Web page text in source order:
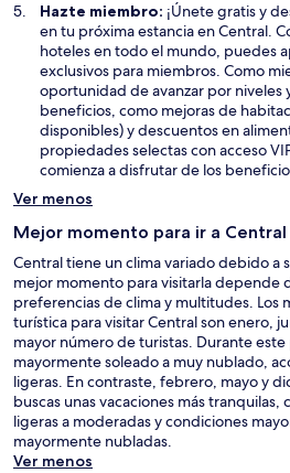
Hazte miembro: ¡Únete gratis y
en tu próxima estancia en Central.
hoteles en todo el mundo, puedes
exclusivos para miembros. Como
oportunidad de avanzar por niveles
beneficios, como mejoras de
disponibles) y descuentos en
propiedades selectas con acceso
comienza a disfrutar de los
Ver menos
Mejor momento para ir a Central
Central tiene un clima variado debido a
mejor momento para visitarla depende
preferencias de clima y multitudes. Los
turística para visitar Central son enero,
mayor número de turistas. Durante
mayormente soleado a muy nublado,
ligeras. En contraste, febrero, mayo y
buscas unas vacaciones más tranquilas,
ligeras a moderadas y condiciones
mayormente nubladas.
Ver menos